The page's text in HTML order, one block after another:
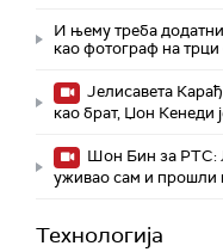
И њему треба
као фотограф на
Јелисавета
као брат, Џон Кенеди
Шон Бин за РТС:
уживао сам и прошли
Технологијa